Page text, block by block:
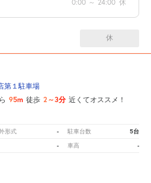
0:00 ～ 24:00 休
休
第１駐車場
95m 徒歩 2～3分 近くてオススメ！
形式 - 駐車台数 5台
- 車高 -